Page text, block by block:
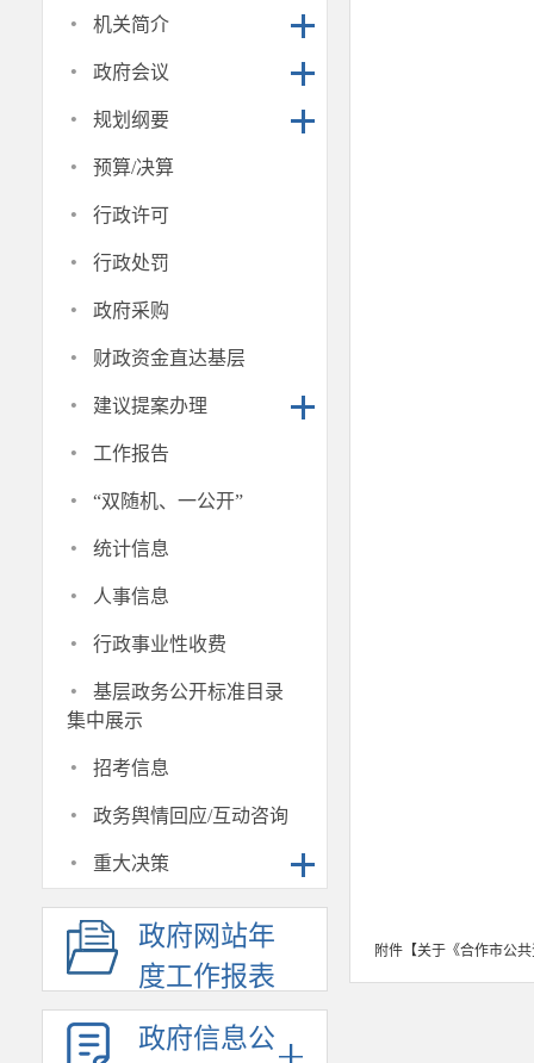
· 机关简介
· 政府会议
· 规划纲要
· 预算/决算
· 行政许可
· 行政处罚
· 政府采购
· 财政资金直达基层
· 建议提案办理
· 工作报告
· “双随机、一公开”
· 统计信息
· 人事信息
· 行政事业性收费
·
基层政务公开标准目录
集中展示
· 招考信息
· 政务舆情回应/互动咨询
· 重大决策
政府网站年
度工作报表
政府信息公
附件【关于《合作市公